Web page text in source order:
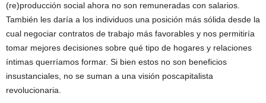
(re)producción social ahora no son remuneradas con salarios.
También les daría a los individuos una posición más sólida desde la
cual negociar contratos de trabajo más favorables y nos permitiría
tomar mejores decisiones sobre qué tipo de hogares y relaciones
íntimas querríamos formar. Si bien estos no son beneficios
insustanciales, no se suman a una visión poscapitalista
revolucionaria.